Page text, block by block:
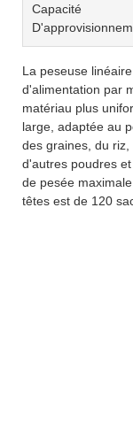
Capacité
La peseuse
d'alimentation par
matériau plus
large, adaptée au
des graines, du
d'autres poudres
de pesée
têtes est de 120